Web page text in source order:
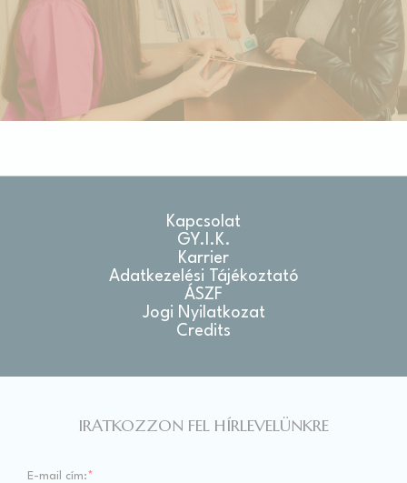
Kiválasztás megerősítése
Kevesebb információ
Kapcsolat
GY.I.K.
Karrier
Adatkezelési Tájékoztató
ÁSZF
Jogi Nyilatkozat
Credits
IRATKOZZON FEL HÍRLEVELÜNKRE
E-mail cím:*